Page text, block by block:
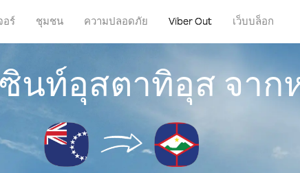
อร์ ชุมชน ความปลอดภัย Viber Out เว็บบล็อก
นท์อุสตาทิอุส จาก